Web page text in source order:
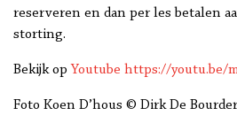
reserveren en dan per les betalen
storting.
Bekijk op Youtube https://youtu.be/
Foto Koen D’hous © Dirk De